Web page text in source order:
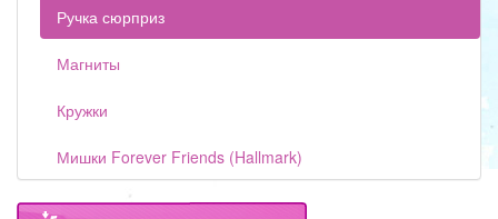
Ручка сюрприз
Магниты
Кружки
Мишки Forever Friends (Hallmark)